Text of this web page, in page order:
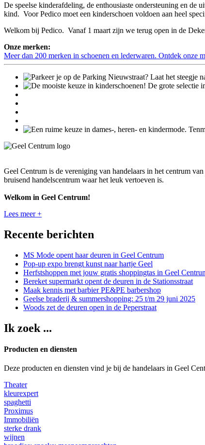
De speelse kinderafdeling, de enthousiaste ondersteuning en de
kind. Voor Pedico moet een kinderschoen voldoen aan heel
Welkom bij Pedico. Vanaf 1 maart zijn we terug open in de
Onze merken:
Meer dan 200 merken in schoenen en lederwaren. Ontdek onze
Geel Centrum is de vereniging van handelaars in het centrum
bruisend handelscentrum waar het leuk vertoeven is.
Welkom in Geel Centrum!
Lees meer +
Recente berichten
MS Mode opent haar deuren in Geel Centrum
Pop-up expo brengt kunst naar hartje Geel
Herfstshoppen met jouw gratis shoppingtas in Geel
Bereket supermarkt opent de deuren in de Stationsstraat
Maak kennis met barbier PE&PE barbershop
Geelse braderij & summershopping: 25 t/m 29 juni 2025
Woods zet de deuren open in de Peperstraat
Ik zoek ...
Producten en diensten
Deze producten en diensten vind je bij de handelaars in Geel
Theater
kleurexpert
spaghetti
Proximus
Immobiliën
sterke drank
wijnen